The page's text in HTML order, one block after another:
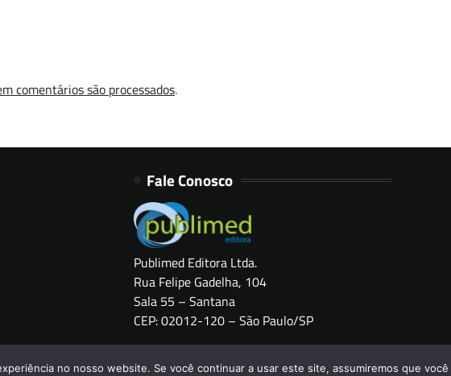
comentários são processados.
Fale Conosco
Publimed Editora Ltda.
Rua Felipe Gadelha, 104
Sala 55 – Santana
CEP: 02012-120 – São Paulo/SP
Copyright © 2026HOSPITAIS BRASIL
no nosso website. Se você continuar a usar este site, assumiremos que